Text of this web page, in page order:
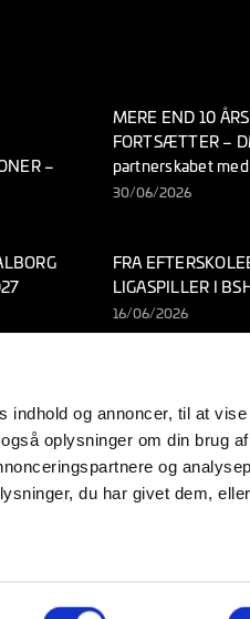
indhold og annoncer, til at
oplysninger om din brug
og
du har givet dem,
–
MERE END 10
FORTSÆTTER –
partnerskabet
30/06/2026
FRA
LIGASPILLER I
16/06/2026
Kampprogram Samarbejdspartnere
klubben Frivillige i Bjerringbro-